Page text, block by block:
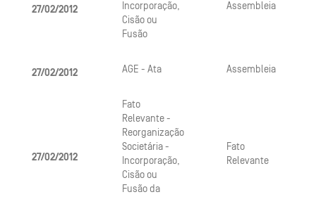
27/02/2012
Incorporação,
Cisão ou
Fusão
Assembleia
27/02/2012 AGE - Ata Assembleia
27/02/2012
Fato
Relevante -
Reorganização
Societária -
Incorporação,
Cisão ou
Fusão da
Fato
Relevante